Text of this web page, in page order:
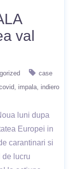
val
case
impala indiero
luni dupa
Europei in
carantinari si
de lucru